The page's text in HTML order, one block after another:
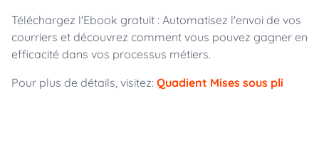
Téléchargez l'Ebook gratuit : Automatisez l'envoi de vos
courriers et découvrez comment vous pouvez gagner en
efficacité dans vos processus métiers.
Pour plus de détails, visitez: Quadient Mises sous pli